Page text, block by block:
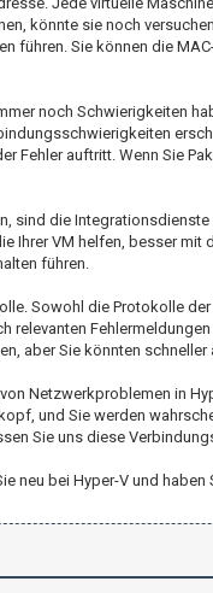
könnte sie noch
führen. Sie können die
noch Schwierigkeiten
Fehler auftritt. Wenn Sie
sind die
Ihrer VM helfen, besser
führen.
Sowohl die Protokolle
relevanten
aber Sie könnten
Netzwerkproblemen in
und Sie werden
Sie uns diese
neu bei Hyper-V und